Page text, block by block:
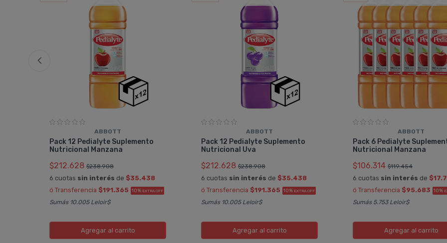
ABBOTT
Pack 12 Pedialyte Suplemento
Nutricional Manzana
$212.628 $238.908
6 cuotas sin interés de $35.438
ó Transferencia $191.365 10% EXTRA OFF
Sumás 10.005 Leloir$
Agregaral carrito
ABBOTT
Pack 12 Pedialyte Suplemento
Nutricional Uva
$212.628 $238.908
6 cuotas sin interés de $35.438
ó Transferencia $191.365 10% EXTRA OFF
Sumás 10.005 Leloir$
Agregaral carrito
ABBOTT
Pack 6 Pedialyte
Nutricional Manzana
$106.314 $119.454
6 cuotas sin interés de
ó Transferencia $95.683 10%
Sumás 5.753 Leloir$
Agregaral carrito